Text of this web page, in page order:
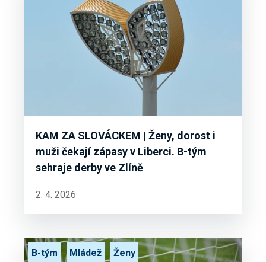
KAM ZA SLOVÁCKEM | Ženy, dorost i
muži čekají zápasy v Liberci. B-tým
sehraje derby ve Zlíně
2. 4. 2026
B-tým Mládež Ženy